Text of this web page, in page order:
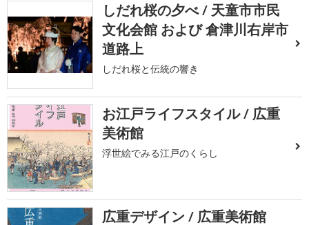
しだれ桜の夕べ / 天童市市民
文化会館 および 倉津川右岸市
道路上
しだれ桜と伝統の響き
お江戸ライフスタイル / 広重
美術館
浮世絵でみる江戸のくらし
広重デザイン / 広重美術館